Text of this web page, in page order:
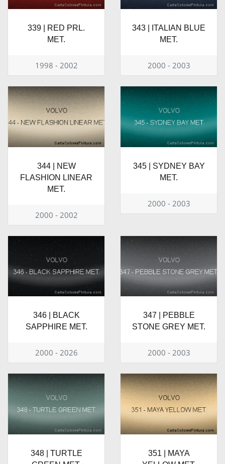
339 | RED PRL.
MET.
1998 - 2002
343 | ITALIAN BLUE
MET.
2000 - 2003
344 | NEW
FLASHION LINEAR
MET.
2000 - 2002
345 | SYDNEY BAY
MET.
2000 - 2003
346 | BLACK
SAPPHIRE MET.
2000 - 2026
347 | PEBBLE
STONE GREY MET.
2000 - 2003
348 | TURTLE
351 | MAYA